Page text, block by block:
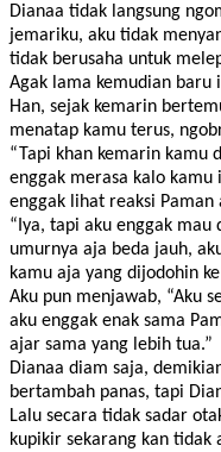
Dianaa tidak langsung
jemariku, aku tidak
tidak berusaha untuk
Agak lama kemudian baru
Han, sejak kemarin
menatap kamu terus,
“Tapi khan kemarin kamu
enggak merasa kalo kamu
enggak lihat reaksi Paman
“Iya, tapi aku enggak mau
umurnya aja beda jauh,
kamu aja yang dijodohin
Aku pun menjawab, “Aku
aku enggak enak sama
ajar sama yang lebih tua.”
Dianaa diam saja,
bertambah panas, tapi
Lalu secara tidak sadar
kupikir sekarang kan tidak